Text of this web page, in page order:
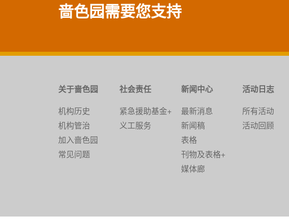
啬色园需要您支持
关于啬色园
机构历史
机构管治
加入啬色园
常见问题
社会责任
紧急援助基金+
义工服务
新闻中心
最新消息
新闻稿
表格
刊物及表格+
媒体廊
活动日志
所有活动
活动回顾